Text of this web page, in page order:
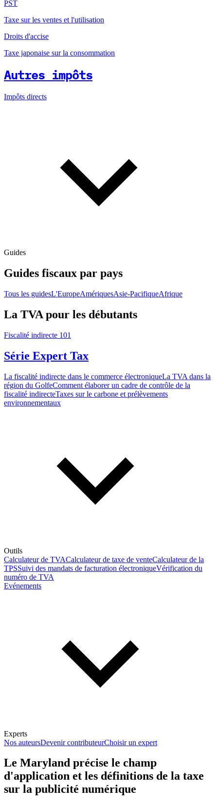
PST
Taxe sur les ventes et l'utilisation
Droits d'accise
Taxe japonaise sur la consommation
Autres impôts
Impôts directs
Guides
Guides fiscaux par pays
Tous les guidesL'EuropeAmériquesAsie-PacifiqueAfrique
La TVA pour les débutants
Fiscalité indirecte 101
Série Expert Tax
La fiscalité indirecte dans le commerce électroniqueLa TVA dans la
région du GolfeComment élaborer un cadre de contrôle de la
fiscalité indirecteTaxes sur le carbone et prélèvements
environnementaux
Outils
Calculateur de TVACalculateur de taxe de venteCalculateur de la
TPSSuivi des mandats de facturation électroniqueVérification du
numéro de TVA
Evénements
Experts
Nos auteursDevenir contributeurChoisir un expert
En savoir plus sur la fiscalité
Le Maryland précise le champ
d'application et les définitions de la taxe
sur la publicité numérique